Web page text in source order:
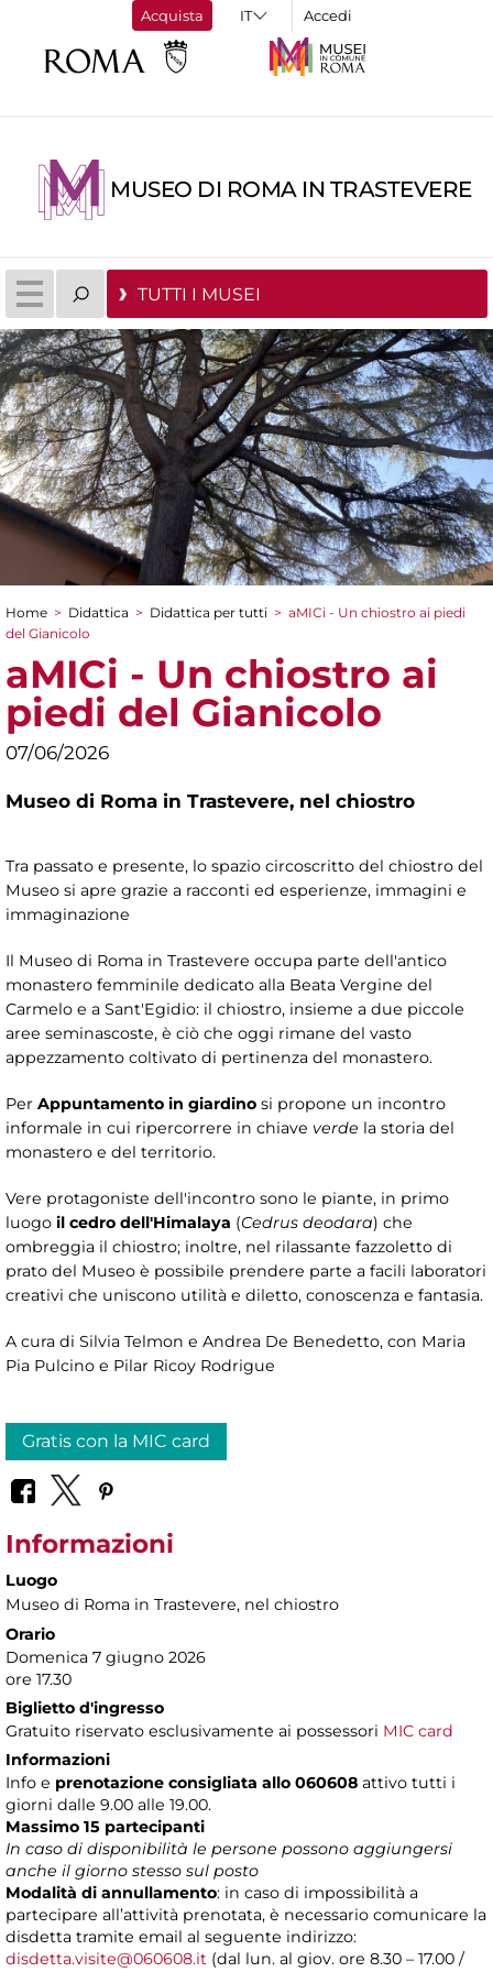
Acquista Accedi
MUSEO DI ROMA IN TRASTEVERE
TUTTI I MUSEI
Tu sei qui
Home > Didattica > Didattica per tutti > aMICi - Un chiostro ai piedi
del Gianicolo
aMICi - Un chiostro ai
piedi del Gianicolo
07/06/2026
Museo di Roma in Trastevere, nel chiostro
Tra passato e presente, lo spazio circoscritto del chiostro del
Museo si apre grazie a racconti ed esperienze, immagini e
immaginazione
Il Museo di Roma in Trastevere occupa parte dell'antico
monastero femminile dedicato alla Beata Vergine del
Carmelo e a Sant'Egidio: il chiostro, insieme a due piccole
aree seminascoste, è ciò che oggi rimane del vasto
appezzamento coltivato di pertinenza del monastero.
Per Appuntamento in giardino si propone un incontro
informale in cui ripercorrere in chiave verde la storia del
monastero e del territorio.
Vere protagoniste dell'incontro sono le piante, in primo
luogo il cedro dell'Himalaya (Cedrus deodara) che
ombreggia il chiostro; inoltre, nel rilassante fazzoletto di
prato del Museo è possibile prendere parte a facili laboratori
creativi che uniscono utilità e diletto, conoscenza e fantasia.
A cura di Silvia Telmon e Andrea De Benedetto, con Maria
Pia Pulcino e Pilar Ricoy Rodrigue
Gratis con la MIC card
Informazioni
Luogo
Museo di Roma in Trastevere, nel chiostro
Orario
Domenica 7 giugno 2026
ore 17.30
Biglietto d'ingresso
Gratuito riservato esclusivamente ai possessori MIC card
Informazioni
Info e prenotazione consigliata allo 060608 attivo tutti i
giorni dalle 9.00 alle 19.00.
Massimo 15 partecipanti
In caso di disponibilità le persone possono aggiungersi
anche il giorno stesso sul posto
Modalità di annullamento: in caso di impossibilità a
partecipare all’attività prenotata, è necessario comunicare la
disdetta tramite email al seguente indirizzo:
disdetta.visite@060608.it (dal lun. al giov. ore 8.30 – 17.00 /